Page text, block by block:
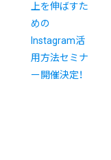
上を伸ばすた
めの
Instagram活
用方法セミナ
ー開催決定！